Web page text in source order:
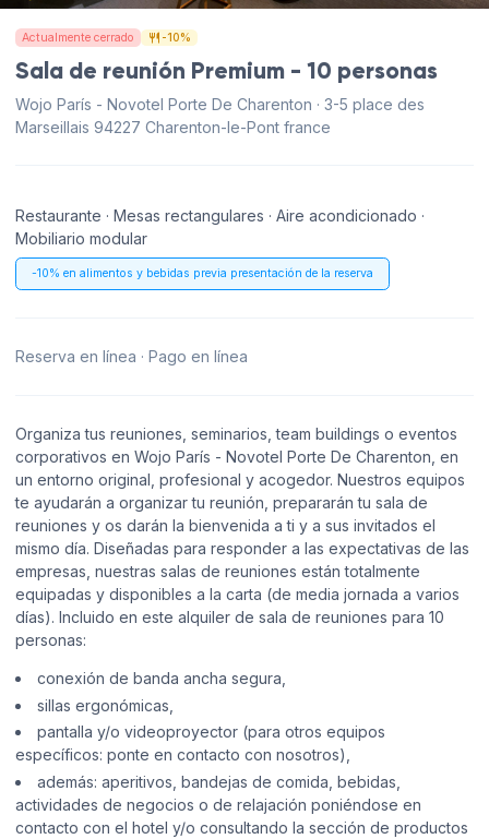
Actualmente cerrado -10%
Sala de reunión Premium - 10 personas
Wojo París - Novotel Porte De Charenton · 3-5 place des
Marseillais 94227 Charenton-le-Pont france
Restaurante · Mesas rectangulares · Aire acondicionado ·
Mobiliario modular
-10% en alimentos y bebidas previa presentación de la reserva
Reserva en línea · Pago en línea
Organiza tus reuniones, seminarios, team buildings o eventos
corporativos en Wojo París - Novotel Porte De Charenton, en
un entorno original, profesional y acogedor. Nuestros equipos
te ayudarán a organizar tu reunión, prepararán tu sala de
reuniones y os darán la bienvenida a ti y a sus invitados el
mismo día. Diseñadas para responder a las expectativas de las
empresas, nuestras salas de reuniones están totalmente
equipadas y disponibles a la carta (de media jornada a varios
días). Incluido en este alquiler de sala de reuniones para 10
personas:
conexión de banda ancha segura,
sillas ergonómicas,
pantalla y/o videoproyector (para otros equipos
específicos: ponte en contacto con nosotros),
además: aperitivos, bandejas de comida, bebidas,
actividades de negocios o de relajación poniéndose en
contacto con el hotel y/o consultando la sección de productos